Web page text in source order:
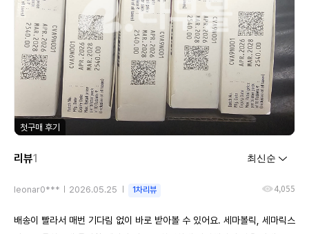
첫구매 후기
리뷰1
leonar0*** 2026.05.25 1차리뷰 4,055
배송이 빨라서 매번 기다림 없이 바로 받아볼 수 있어요. 세마볼릭, 세마릭스